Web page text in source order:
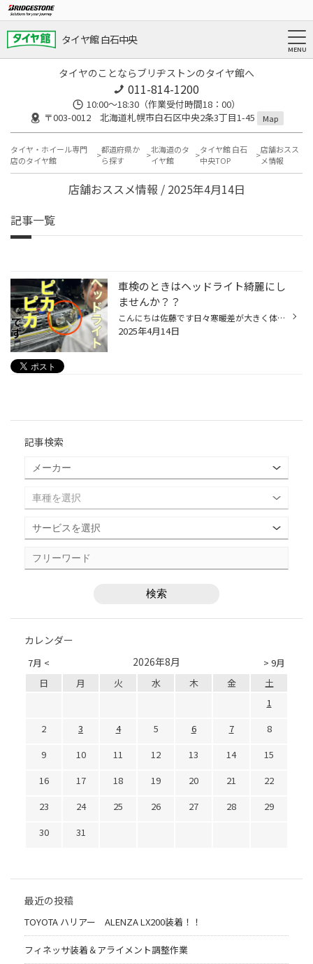
タイヤ館 白石中央
タイヤのことならブリヂストンのタイヤ館へ
011-814-1200
10:00～18:30（作業受付時間18：00）
〒003-0012 北海道札幌市白石区中央2条3丁目1-45
Map
タイヤ・ホイール専門
店のタイヤ館
都道府県か
ら探す
北海道のタ
イヤ館
タイヤ館 白石
中央TOP
店舗おスス
メ情報
店舗おススメ情報 / 2025年4月14日
記事一覧
車検のときはヘッドライト綺麗にし
ませんか？？
こんにちは佐藤です日々寒暖差が大きく体に堪えます。ですが春は少しずつ近づいていますね 車検時にヘッドライトスチーマーを施工いたします ヘッドライトは年数が経過来ると写真の様に黄ばみが出てきて夜運転すると「ちょっと暗い・・」と思う事があります。雨の日などは特に見づらくなってきます...
2025年4月14日
記事検索
カレンダー
7月 < > 9月
2026年8月
日 月 火 水 木 金
土
1
2
3 4 5 6 7
8
9
10 11 12 13 14
15
16
17 18 19 20 21
22
23
24 25 26 27 28
29
30
31
最近の投稿
TOYOTA ハリアー ALENZA LX200装着！！
フィネッサ装着＆アライメント調整作業